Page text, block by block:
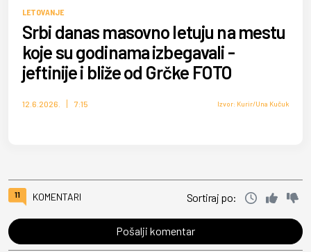
LETOVANJE
Srbi danas masovno letuju na mestu
koje su godinama izbegavali -
jeftinije i bliže od Grčke FOTO
12.6.2026. 7:15 Izvor: Kurir/Una Kučuk
11 KOMENTARI Sortiraj po:
Pošalji komentar